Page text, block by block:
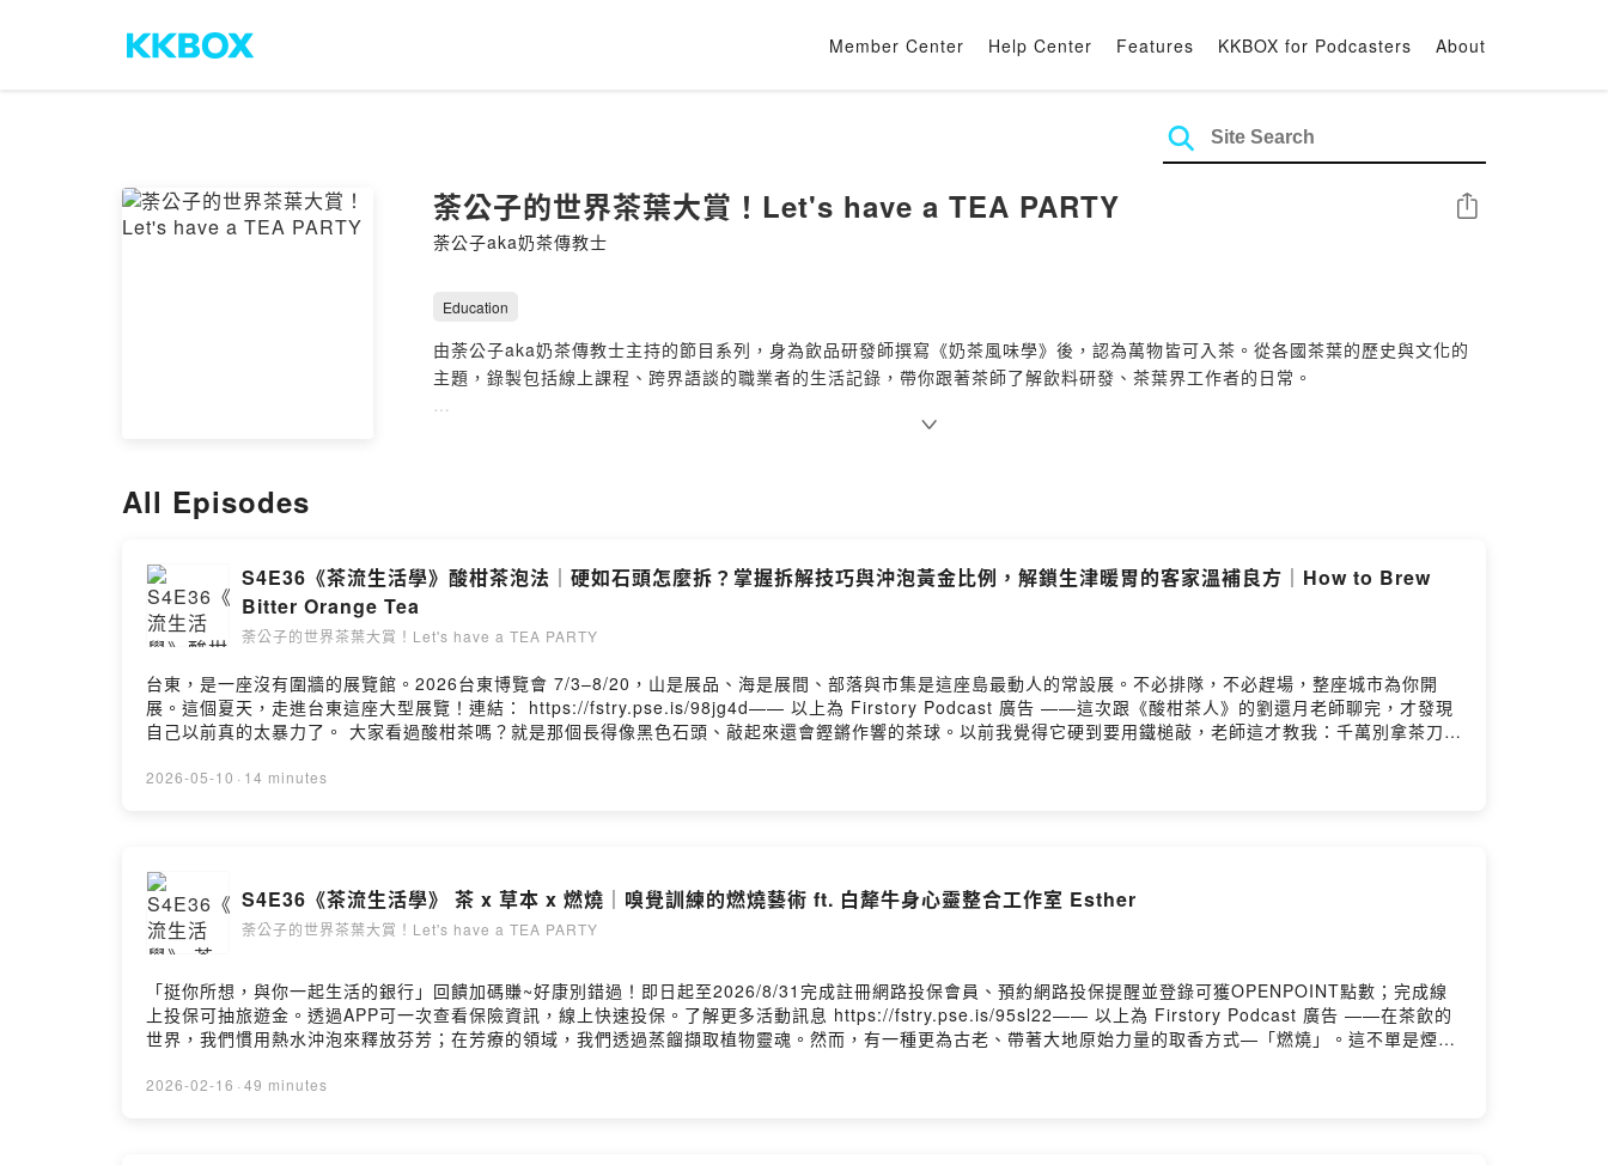
Member Center Help Center Features KKBOX for Podcasters About
荼公子的世界茶葉大賞！Let's have a TEA PARTY
荼公子aka奶茶傳教士
Share
Education
由荼公子aka奶茶傳教士主持的節目系列，身為飲品研發師撰寫《奶茶風味學》後，認為萬物皆可入茶。從各國茶葉的歷史與文化的
主題，錄製包括線上課程、跨界語談的職業者的生活記錄，帶你跟著茶師了解飲料研發、茶葉界工作者的日常。
All Episodes
S4E36《茶流生活學》酸柑茶泡法｜硬如石頭怎麼拆？掌握拆解技巧與沖泡黃金比例，解鎖生津暖胃的客家溫補良方｜How to Brew
Bitter Orange Tea
荼公子的世界茶葉大賞！Let's have a TEA PARTY
台東，是一座沒有圍牆的展覽館。2026台東博覽會 7/3–8/20，山是展品、海是展間、部落與市集是這座島最動人的常設展。不必排隊，不必趕場，整座城市為你開
展。這個夏天，走進台東這座大型展覽！連結： https://fstry.pse.is/98jg4d—— 以上為 Firstory Podcast 廣告 ——這次跟《酸柑茶人》的劉還月老師聊完，才發現
自己以前真的太暴力了。 大家看過酸柑茶嗎？就是那個長得像黑色石頭、敲起來還會鏗鏘作響的茶球。以前我覺得它硬到要用鐵槌敲，老師這才教我：千萬別拿茶刀硬
琵琶葉、肺炎草等等中草藥。喝起來生津暖胃，完全不用加糖，那種陳年的回甘感真的很迷人。 我覺得老師講得最動人的一句話是：「茶要變回日常的飲料，好喝、方
https://www.facebook.com/jude0102酸柑茶人.半顆茶巡迴場課程紀錄 https://www.hanyitea.tw/single-post/bitter-orange-tea/#酸柑茶 #客家文化 #劉還月 #養
生茶＿＿＿＿＿＿＿＿＿＿＿＿＿＿＿＿＿＿＿＿＿＿▋成為Youtube專屬會員 喜歡我們的影片，願意小額資助我們持續創作的 歡迎加入我們，並享有會員專屬福利
https://www.youtube.com/channel/UCqj79LoyPRC2skxoQl1BVAw/join▋訂閱荼公子Youtube頻道 https://www.youtube.com/@hanyi2016tea/featured▋合作
邀約 hanyi2016tea@hanyitea.tw▋其他平台 荼公子Facebook：https://www.facebook.com/HANYI2016TEA 荼公子Instagram：
https://lihi1.com/GHnv1荼公子 Han-Yi 韓奕LINE官方帳號（課程及優惠）：https://lin.ee/2wovfGM加入會員，支持節目： https://chachadu.firstory.io/join留言
告訴我你對這一集的想法： https://open.firstory.me/user/ckqw5eak2g4820939s2ieb4wv/commentsPowered by Firstory Hosting
2026-05-10 · 14 minutes
S4E36《茶流生活學》 茶 x 草本 x 燃燒｜嗅覺訓練的燃燒藝術 ft. 白犛牛身心靈整合工作室 Esther
荼公子的世界茶葉大賞！Let's have a TEA PARTY
「挺你所想，與你一起生活的銀行」回饋加碼賺~好康別錯過！即日起至2026/8/31完成註冊網路投保會員、預約網路投保提醒並登錄可獲OPENPOINT點數；完成線
上投保可抽旅遊金。透過APP可一次查看保險資訊，線上快速投保。了解更多活動訊息 https://fstry.pse.is/95sl22—— 以上為 Firstory Podcast 廣告 ——在茶飲的
世界，我們慣用熱水沖泡來釋放芬芳；在芳療的領域，我們透過蒸餾擷取植物靈魂。然而，有一種更為古老、帶著大地原始力量的取香方式—「燃燒」。這不單是煙
癒師 Esther，帶領我們跳脫日常的沖泡與萃取，深入探討薩滿文化中神聖的燃燒藝術。▋重點段落01:57 Esther對火的迷戀03:09 燃燒香氣與精油萃取的差異04:30
2026-02-16 · 49 minutes